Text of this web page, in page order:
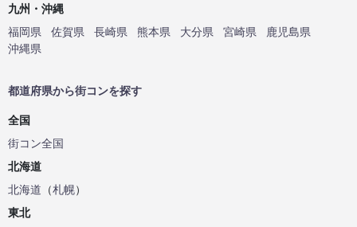
九州・沖縄
福岡県
佐賀県 長崎県 熊本県 大分県 宮崎県
鹿児島県
沖縄県
都道府県から街コンを探す
全国
街コン全国
北海道
北海道 （札幌）
東北